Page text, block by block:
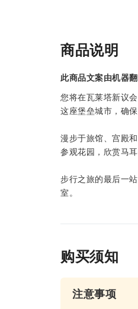
商品说明
此商品文案由机器
您将在瓦莱塔新议
这座堡垒城市，确
漫步于旅馆、宫殿
参观花园，欣赏马
步行之旅的最后一
室。
购买须知
注意事项